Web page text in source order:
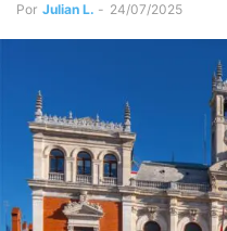
Por Julian L. - 24/07/2025